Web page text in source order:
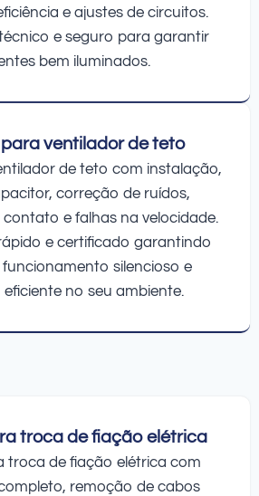
e ajustes de circuitos.
e seguro para garantir
bem iluminados.
ventilador de teto
de teto com instalação,
correção de ruídos,
e falhas na velocidade.
e certificado garantindo
silencioso e
no seu ambiente.
troca de fiação elétrica
troca de fiação elétrica com
remoção de cabos